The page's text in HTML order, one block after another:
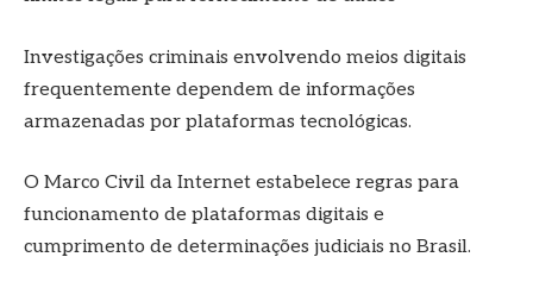
Investigações criminais envolvendo meios digitais
frequentemente dependem de informações
armazenadas por plataformas tecnológicas.
O Marco Civil da Internet estabelece regras para
funcionamento de plataformas digitais e
cumprimento de determinações judiciais no Brasil.